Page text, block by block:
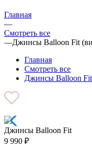
Главная
—
Смотреть все
—Джинсы Balloon Fit
Главная
Смотреть все
Джинсы Balloon
Джинсы Balloon Fit
9 990 ₽